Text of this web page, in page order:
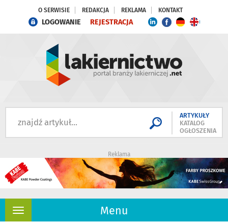
O SERWISIE REDAKCJA REKLAMA KONTAKT
LOGOWANIE REJESTRACJA
ARTYKUŁY
KATALOG
OGŁOSZENIA
Reklama
Menu
Rozwiń